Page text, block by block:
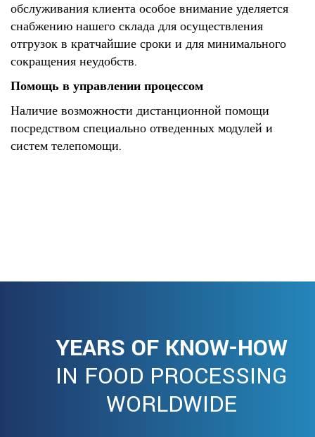
обслуживания клиента особое внимание уделяется
снабжению нашего склада для осуществления
отгрузок в кратчайшие сроки и для минимального
сокращения неудобств.
Помощь в управлении процессом
Наличие возможности дистанционной помощи
посредством специально отведенных модулей и
систем телепомощи.
YEARS OF KNOW-HOW
IN FOOD PROCESSING
WORLDWIDE